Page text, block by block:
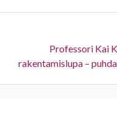
Seuraava:
Professori Kai
rakentamislupa –